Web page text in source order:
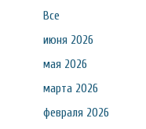
Все
июня 2026
мая 2026
марта 2026
февраля 2026